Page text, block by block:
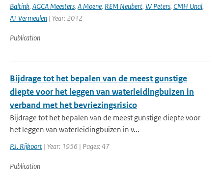
Baltink, AGCA Meesters, A Moene, REM Neubert, W Peters, CMH Unal,
AT Vermeulen | Year: 2012
Publication
Bijdrage tot het bepalen van de meest gunstige
diepte voor het leggen van waterleidingbuizen in
verband met het bevriezingsrisico
Bijdrage tot het bepalen van de meest gunstige diepte voor
het leggen van waterleidingbuizen in v...
P.J. Rijkoort | Year: 1956 | Pages: 47
Publication